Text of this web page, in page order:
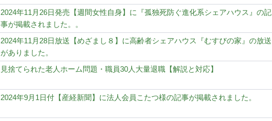
2024年11月26日発売【週間女性自身】に『孤独死防ぐ進化系シェアハウス』の記
事が掲載されました。。
2024年11月28日放送【めざまし８】に高齢者シェアハウス『むすびの家』の放送
がありました。
見捨てられた老人ホーム問題・職員30人大量退職【解説と対応】
2024年9月1日付【産経新聞】に法人会員こたつ様の記事が掲載されました。